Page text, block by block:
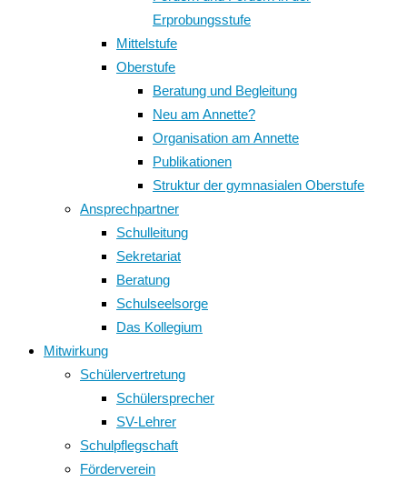
Erprobungsstufe
Mittelstufe
Oberstufe
Beratung und Begleitung
Neu am Annette?
Organisation am Annette
Publikationen
Struktur der gymnasialen Oberstufe
Ansprechpartner
Schulleitung
Sekretariat
Beratung
Schulseelsorge
Das Kollegium
Mitwirkung
Schülervertretung
Schülersprecher
SV-Lehrer
Schulpflegschaft
Förderverein